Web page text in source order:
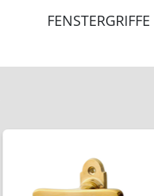
FENSTERGRIFFE